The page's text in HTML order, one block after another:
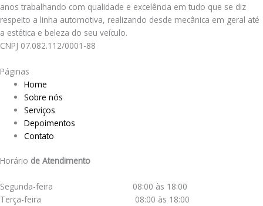
anos trabalhando com qualidade e excelência em tudo que se diz
respeito a linha automotiva, realizando desde mecânica em geral até
a estética e beleza do seu veículo.
CNPJ 07.082.112/0001-88
Páginas
Home
Sobre nós
Serviços
Depoimentos
Contato
Horário de Atendimento
Segunda-feira 08:00 às 18:00
Terça-feira 08:00 às 18:00